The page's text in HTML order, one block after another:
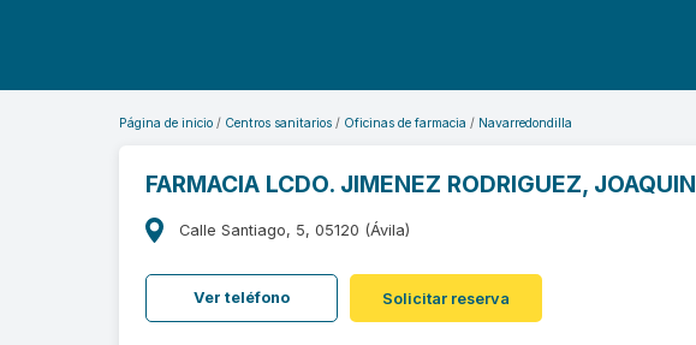
Página de inicio Centros sanitarios Oficinas de farmacia Navarredondilla
FARMACIA LCDO. JIMENEZ RODRIGUEZ, JOAQUIN
Calle Santiago, 5, 05120 (Ávila)
Ver teléfono Solicitar reserva